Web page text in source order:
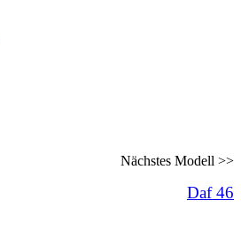
Nächstes Modell >>
Daf 46